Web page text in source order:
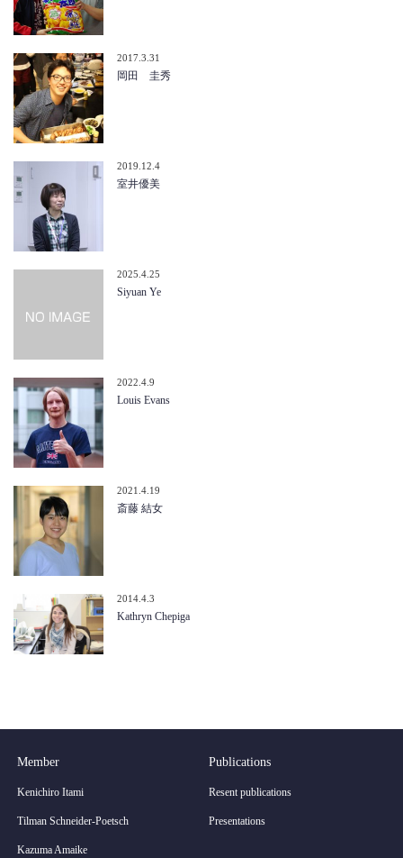
2017.3.31
岡田 圭秀
2019.12.4
室井優美
2025.4.25
Siyuan Ye
2022.4.9
Louis Evans
2021.4.19
斎藤 結女
2014.4.3
Kathryn Chepiga
Member
Kenichiro Itami
Tilman Schneider-Poetsch
Kazuma Amaike
Publications
Resent publications
Presentations